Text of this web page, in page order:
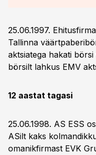
25.06.1997.
Tallinna
aktsiatega hakati
börsilt lahkus EMV
12 aastat tagasi
25.06.1998. AS ESS
ASilt kaks
omanikfirmast EVK